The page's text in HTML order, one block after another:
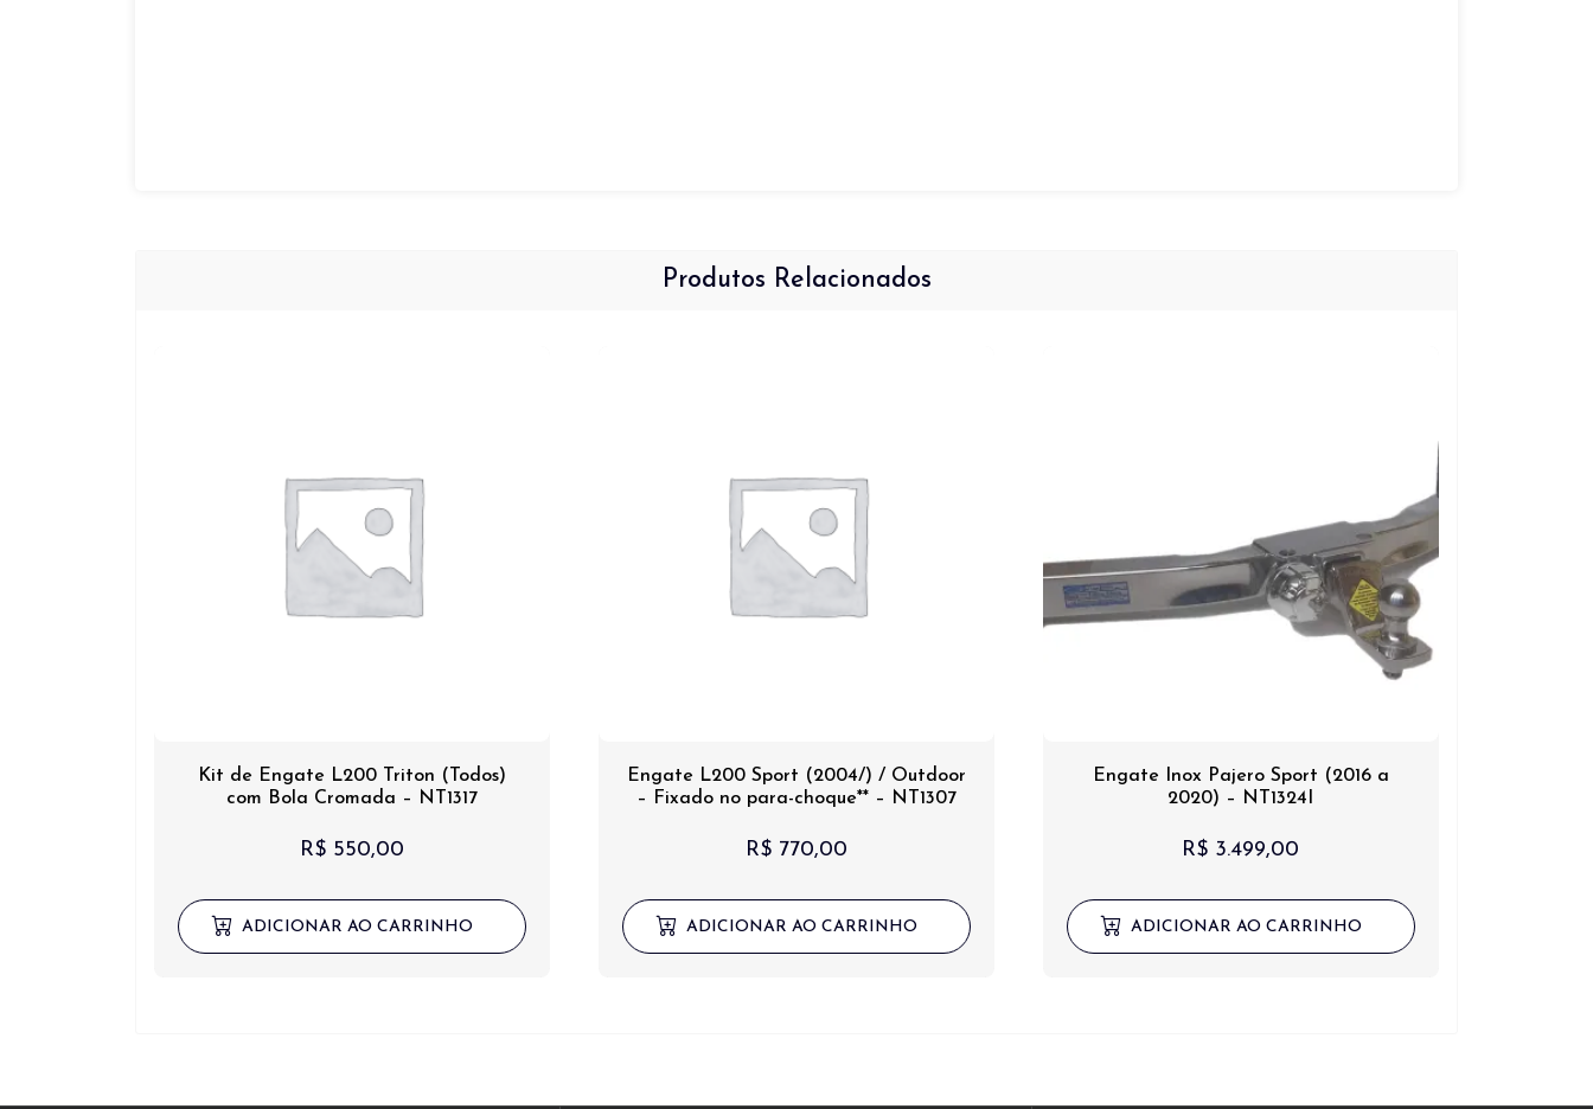
Produtos Relacionados
Kit de Engate L200 Triton (Todos)
com Bola Cromada – NT1317
R$550,00
ADICIONAR AO CARRINHO
Engate L200 Sport (2004/) / Outdoor
– Fixado no para-choque** – NT1307
R$770,00
ADICIONAR AO CARRINHO
Engate Inox Pajero Sport (2016 a
2020) – NT1324I
R$ 3.499,00
ADICIONAR AO CARRINHO